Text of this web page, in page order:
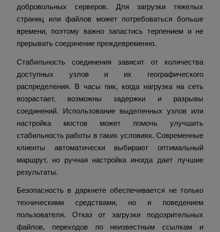
добровольных серверов. Для загрузки тяжелых
страниц или файлов может потребоваться больше
времени, поэтому важно запастись терпением и не
прерывать соединение преждевременно.
Стабильность соединения зависит от количества
доступных узлов и их географического
распределения. В часы пик, когда нагрузка на сеть
возрастает, возможны задержки и разрывы
соединений. Использование выделенных узлов или
настройка мостов может помочь улучшить
стабильность работы в таких условиях. Современные
клиенты автоматически выбирают оптимальный
маршрут, но ручная настройка иногда дает лучшие
результаты.
Безопасность в даркнете обеспечивается не только
техническими средствами, но и поведением
пользователя. Отказ от загрузки подозрительных
файлов, переходов по неизвестным ссылкам и